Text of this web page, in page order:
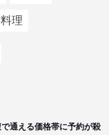
理
通える価格帯に予約が殺